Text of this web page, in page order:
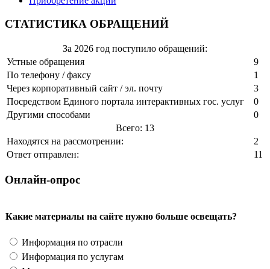
СТАТИСТИКА ОБРАЩЕНИЙ
За 2026 год поступило обращений:
Устные обращения
9
По телефону / факсу
1
Через корпоративный сайт / эл. почту
3
Посредством Единого портала интерактивных гос. услуг
0
Другими способами
0
Всего: 13
Находятся на рассмотрении:
2
Ответ отправлен:
11
Онлайн-опрос
Какие материалы на сайте нужно больше освещать?
Информация по отрасли
Информация по услугам